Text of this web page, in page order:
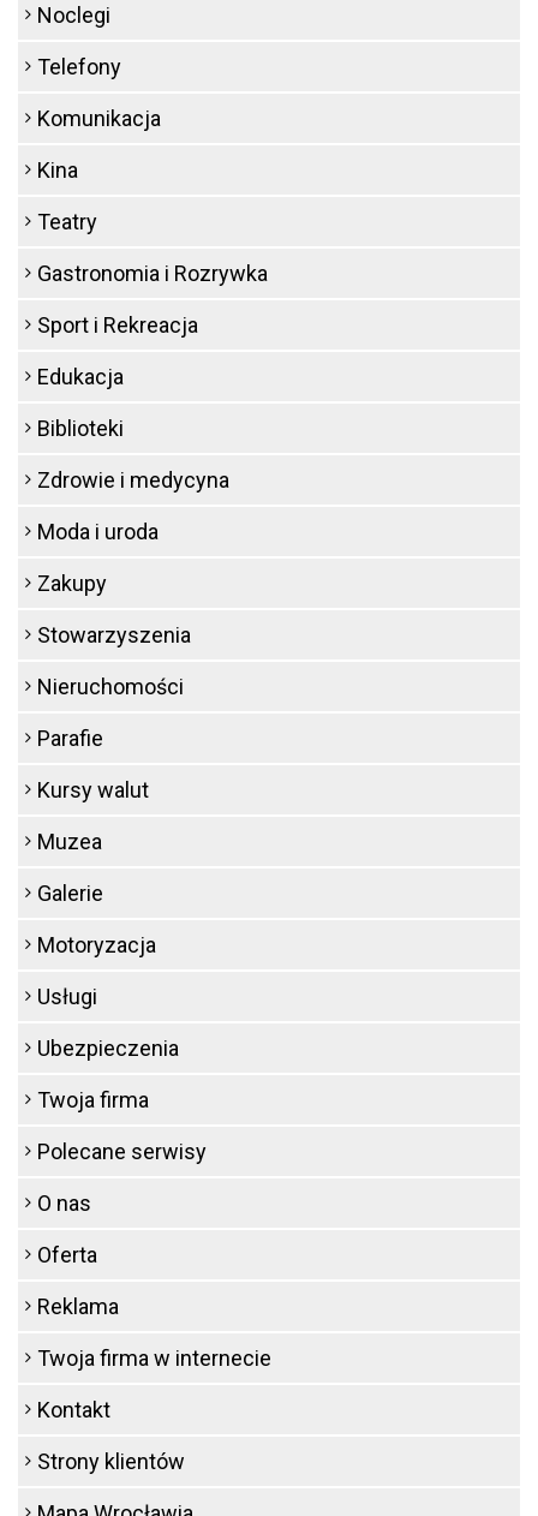
Noclegi
Telefony
Komunikacja
Kina
Teatry
Gastronomia i Rozrywka
Sport i Rekreacja
Edukacja
Biblioteki
Zdrowie i medycyna
Moda i uroda
Zakupy
Stowarzyszenia
Nieruchomości
Parafie
Kursy walut
Muzea
Galerie
Motoryzacja
Usługi
Ubezpieczenia
Twoja firma
Polecane serwisy
O nas
Oferta
Reklama
Twoja firma w internecie
Kontakt
Strony klientów